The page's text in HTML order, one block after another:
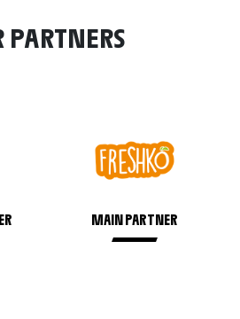
PARTNERS
MAIN PARTNER